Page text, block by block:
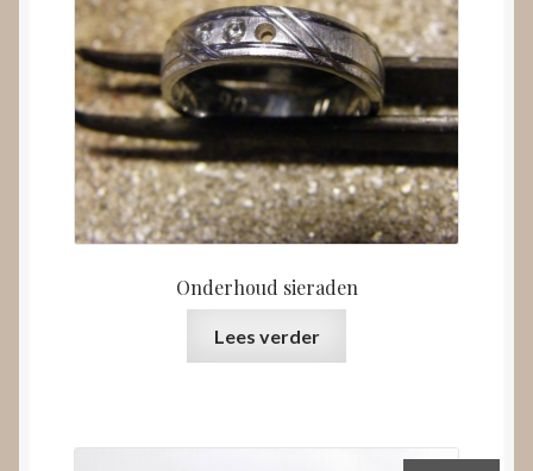
Onderhoud sieraden
Lees verder